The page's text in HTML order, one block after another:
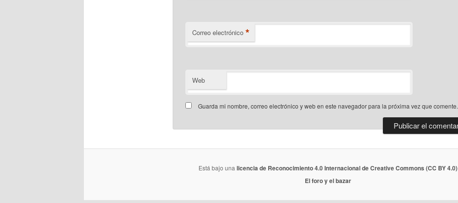
Correo electrónico *
Web
Guarda mi nombre, correo electrónico y web en este navegador para la próxima vez que comente.
Está bajo una licencia de Reconocimiento 4.0 Internacional de Creative Commons (CC BY 4.0)
El foro y el bazar